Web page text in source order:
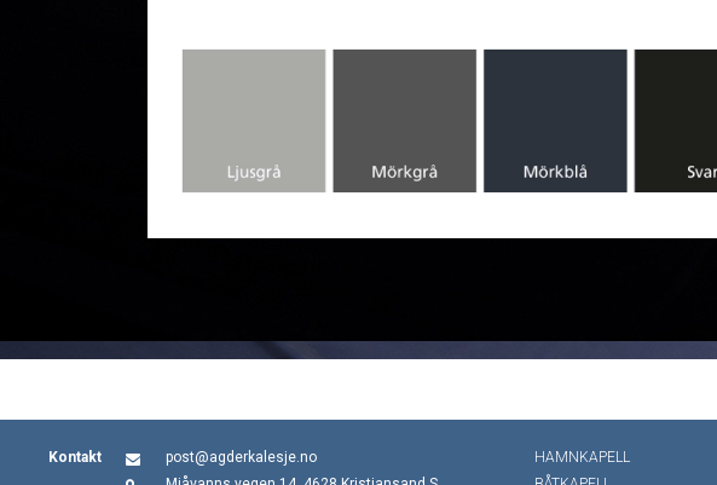
Kontakt
post@agderkalesje.no
HAMNKAPELL